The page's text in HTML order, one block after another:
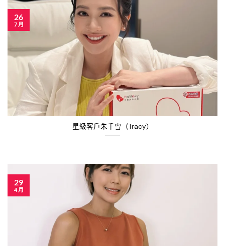
星級客戶朱千雪（Tracy）
26
7 月
29
4 月